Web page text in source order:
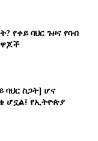
የቀይ ባህር ጉዞና የባብ
ባህር ስጋት] ሆና
ሆኗል፤ የኢትዮጵያ